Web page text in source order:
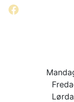
Facebook